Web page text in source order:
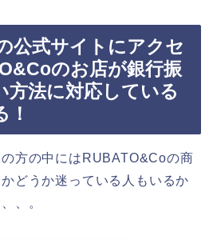
公式サイトにアクセ
のお店が銀行振
方法に対応している
方の中にはRUBATO&Coの商
どうか迷っている人もいるか
、。